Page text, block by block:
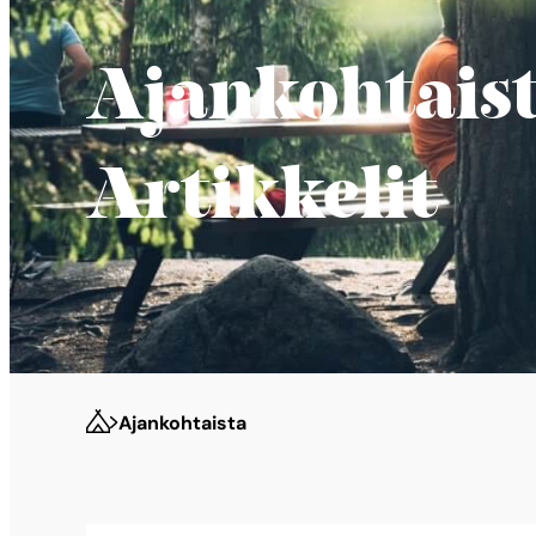
Artikkelit
Ajankohtaista